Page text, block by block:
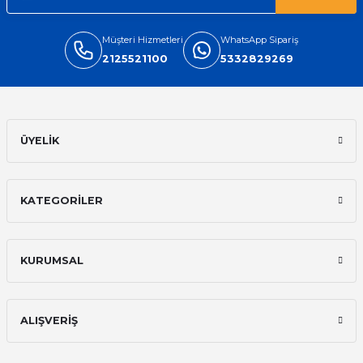
Müşteri Hizmetleri
2125521100
WhatsApp Sipariş
5332829269
ÜYELİK
KATEGORİLER
KURUMSAL
ALIŞVERİŞ